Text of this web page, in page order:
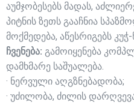
აუმჯობესებს მადას,
პიტნის ზეთს გააჩნია
მოქმედება, აწესრიგებს
ჩვენება: გამოიყენება
დამხმარე საშუალება.
· ნერვული აღგზნებადობა;
· უძილობა, ძილის